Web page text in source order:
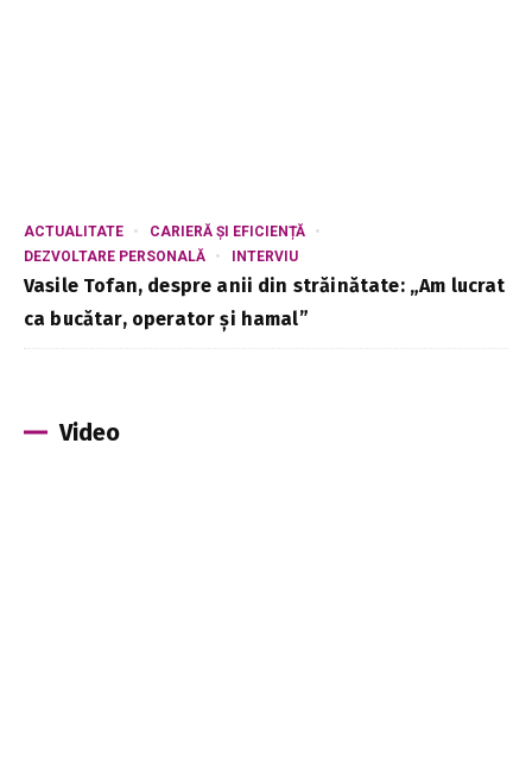
ACTUALITATE
CARIERĂ ȘI EFICIENȚĂ
DEZVOLTARE PERSONALĂ
INTERVIU
Vasile Tofan, despre anii din străinătate: „Am lucrat
ca bucătar, operator și hamal”
Video